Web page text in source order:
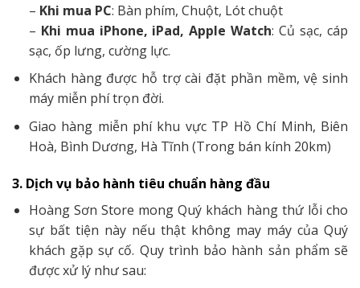
– Khi mua PC: Bàn phím, Chuột, Lót chuột
– Khi mua iPhone, iPad, Apple Watch: Củ sạc, cáp
sạc, ốp lưng, cường lực.
Khách hàng được hỗ trợ cài đặt phần mềm, vệ sinh
máy miễn phí trọn đời.
Giao hàng miễn phí khu vực TP Hồ Chí Minh, Biên
Hoà, Bình Dương, Hà Tĩnh (Trong bán kính 20km)
3. Dịch vụ bảo hành tiêu chuẩn hàng đầu
Hoàng Sơn Store mong Quý khách hàng thứ lỗi cho
sự bất tiện này nếu thật không may máy của Quý
khách gặp sự cố. Quy trình bảo hành sản phẩm sẽ
được xử lý như sau: